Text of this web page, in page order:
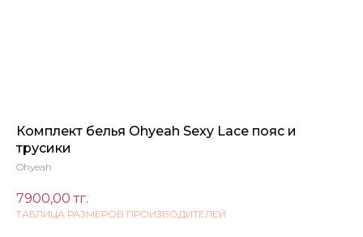
Комплект белья Ohyeah Sexy Lace пояс и
трусики
Ohyeah
7900,00 тг.
ТАБЛИЦА РАЗМЕРОВ ПРОИЗВОДИТЕЛЕЙ